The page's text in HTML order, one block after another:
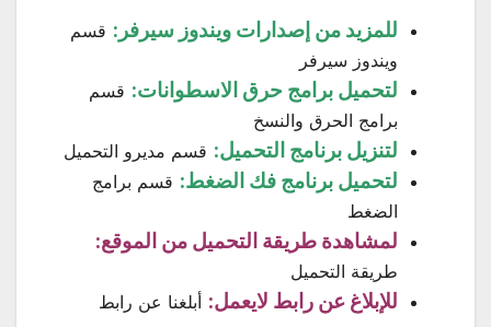
للمزيد من إصدارات ويندوز سيرفر: قسم
ويندوز سيرفر
لتحميل برامج حرق الاسطوانات: قسم
برامج الحرق والنسخ
لتنزيل برنامج التحميل: قسم مديرو التحميل
لتحميل برنامج فك الضغط: قسم برامج
الضغط
لمشاهدة طريقة التحميل من الموقع:
طريقة التحميل
للإبلاغ عن رابط لايعمل: أبلغنا عن رابط